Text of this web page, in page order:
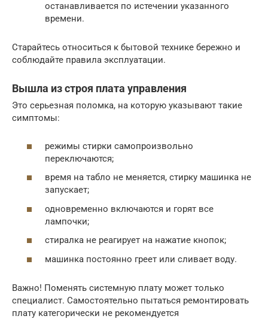
останавливается по истечении указанного
времени.
Старайтесь относиться к бытовой технике бережно и
соблюдайте правила эксплуатации.
Вышла из строя плата управления
Это серьезная поломка, на которую указывают такие
симптомы:
режимы стирки самопроизвольно
переключаются;
время на табло не меняется, стирку машинка не
запускает;
одновременно включаются и горят все
лампочки;
стиралка не реагирует на нажатие кнопок;
машинка постоянно греет или сливает воду.
Важно! Поменять системную плату может только
специалист. Самостоятельно пытаться ремонтировать
плату категорически не рекомендуется